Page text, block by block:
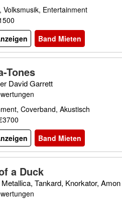
Volksmusik, Entertainment
Band Mieten
Tones
David Garrett
Coverband, Akustisch
Band Mieten
a Duck
Tankard, Knorkator,